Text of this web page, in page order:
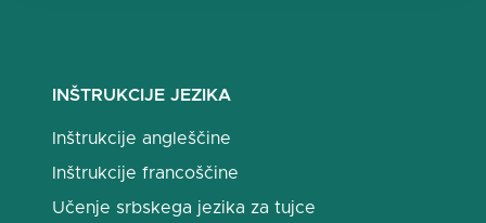
INŠTRUKCIJE JEZIKA
Inštrukcije angleščine
Inštrukcije francoščine
Učenje srbskega jezika za tujce